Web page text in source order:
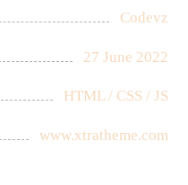
Codevz
27 June 2022
HTML / CSS / JS
www.xtratheme.com